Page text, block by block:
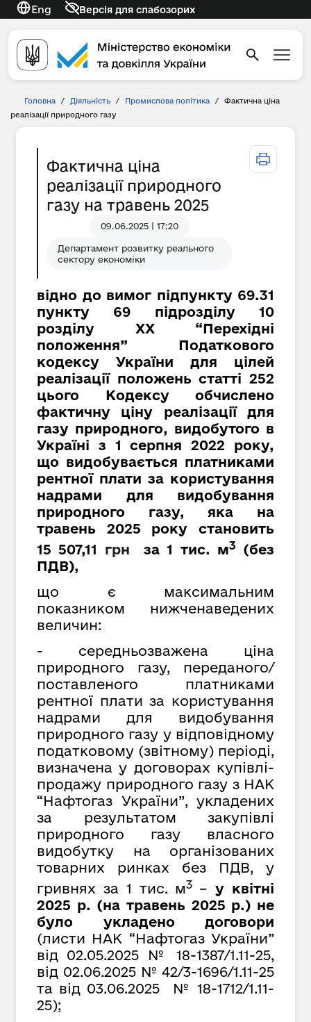
Eng Версія для слабозорих
Головна / Діяльність / Промислова політика /
Фактична ціна
реалізації природного газу
Фактична ціна
реалізації природного
газу на травень 2025
09.06.2025 | 17:20
Департамент розвитку реального
сектору економіки
відно до вимог підпункту 69.31
пункту 69 підрозділу 10
розділу XX “Перехідні
положення” Податкового
кодексу України для цілей
реалізації положень статті 252
цього Кодексу обчислено
фактичну ціну реалізації для
газу природного, видобутого в
Україні з 1 серпня 2022 року,
що видобувається платниками
рентної плати за користування
надрами для видобування
природного газу, яка на
травень 2025 року становить
15 507,11 грн за 1 тис. м3 (без
ПДВ),
що є максимальним
показником нижченаведених
величин:
- середньозважена ціна
природного газу, переданого/
поставленого платниками
рентної плати за користування
надрами для видобування
природного газу у відповідному
податковому (звітному) періоді,
визначена у договорах купівлі-
продажу природного газу з НАК
“Нафтогаз України”, укладених
за результатом закупівлі
природного газу власного
видобутку на організованих
товарних ринках без ПДВ, у
гривнях за 1 тис. м3 –у квітні
2025 р. (на травень 2025 р.) не
було укладено договори
(листи НАК “Нафтогаз України”
від 02.05.2025 № 18-1387/1.11-25,
від 02.06.2025 № 42/3-1696/1.11-25
та від 03.06.2025 № 18-1712/1.11-
25);